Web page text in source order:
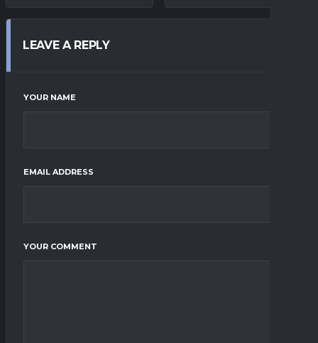
LEAVE A REPLY
YOUR NAME
EMAIL ADDRESS
YOUR COMMENT